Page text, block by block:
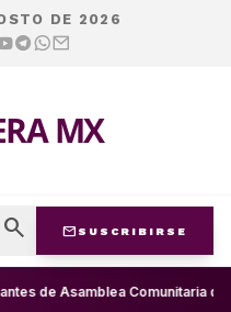
DE 2026
MX
search mail SUSCRIBIRSE
de Asamblea Comunitaria